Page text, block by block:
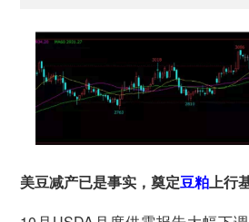
美豆减产已是事实，奠定豆粕上行